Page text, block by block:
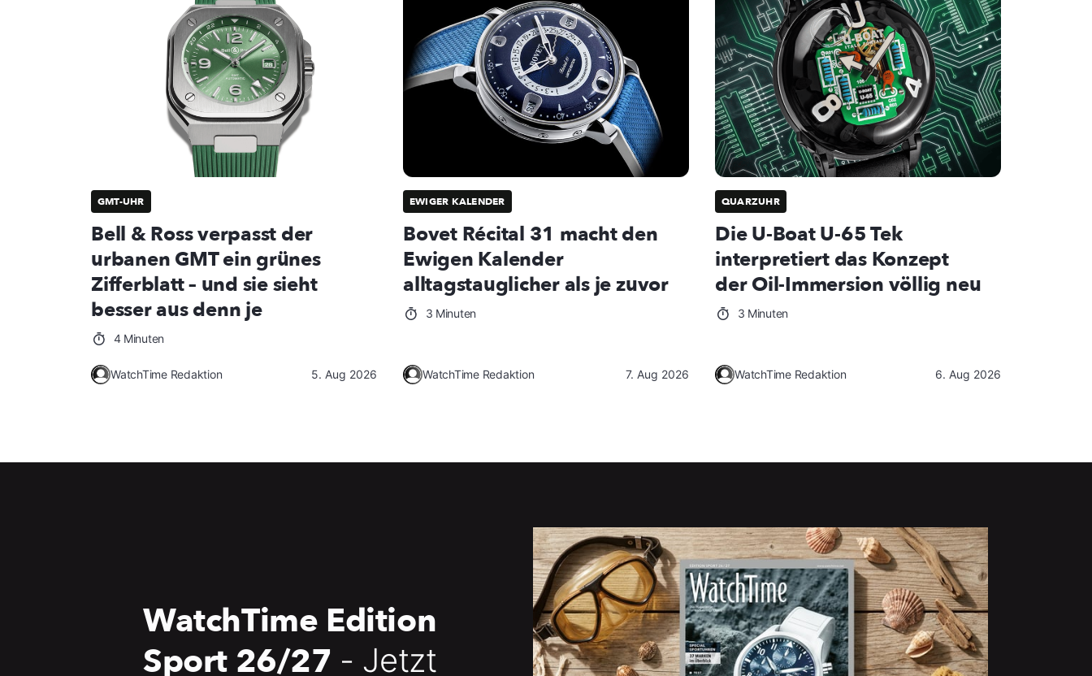
GMT-UHR
Bell & Ross verpasst der
urbanen GMT ein grünes
Zifferblatt – und sie sieht
besser aus denn je
4 Minuten
WatchTime Redaktion 5. Aug 2026
EWIGER KALENDER
Bovet Récital 31 macht den
Ewigen Kalender
alltagstauglicher als je zuvor
3 Minuten
WatchTime Redaktion 7. Aug 2026
QUARZUHR
Die U-Boat U-65 Tek
interpretiert das Konzept
der Oil-Immersion völlig neu
3 Minuten
WatchTime Redaktion 6. Aug 2026
WatchTime Edition
Sport 26/27 - Jetzt